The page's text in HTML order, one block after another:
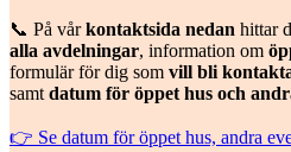
📞 På vårkontaktsida nedan hittar
alla avdelningar, information om
formulär för dig som vill bli
samt datum för öppet hus och
👉 Se datum för öppet hus, andra